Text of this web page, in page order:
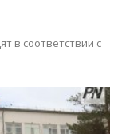
в соответствии с